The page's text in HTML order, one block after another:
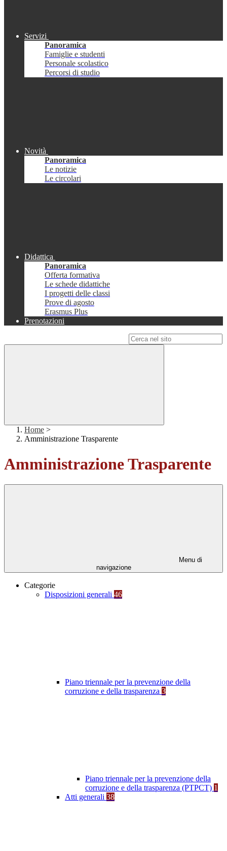
Servizi
Panoramica
Famiglie e studenti
Personale scolastico
Percorsi di studio
Novità
Panoramica
Le notizie
Le circolari
Didattica
Panoramica
Offerta formativa
Le schede didattiche
I progetti delle classi
Prove di agosto
Erasmus Plus
Prenotazioni
Home >
Amministrazione Trasparente
Amministrazione Trasparente
Menu di
navigazione
Categorie
Disposizioni generali 46
Piano triennale per la prevenzione della
corruzione e della trasparenza 3
Piano triennale per la prevenzione della
corruzione e della trasparenza (PTPCT) 1
Atti generali 38